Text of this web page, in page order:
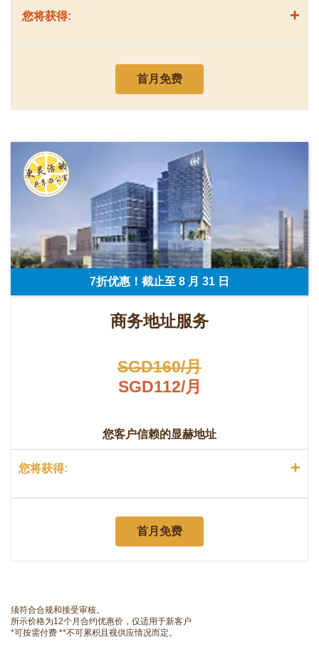
您将获得: +
首月免费
7折优惠！截止至 8 月 31 日
商务地址服务
SGD160/月
SGD112/月
您客户信赖的显赫地址
您将获得: +
首月免费
须符合合规和接受审核。
所示价格为12个月合约优惠价，仅适用于新客户
*可按需付费 **不可累积且视供应情况而定。